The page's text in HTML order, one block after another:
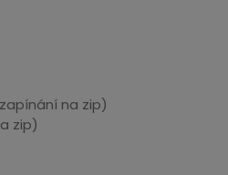
na zip)
zip)